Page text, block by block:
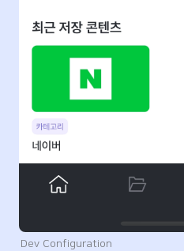
Dev Configuration